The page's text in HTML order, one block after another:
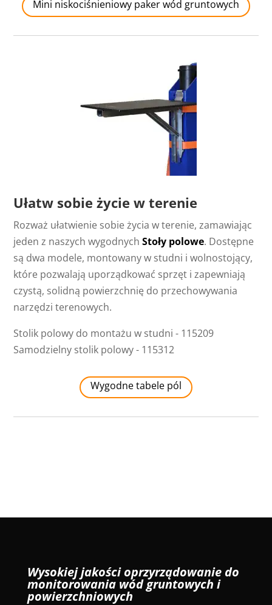
Mini niskociśnieniowy paker wód gruntowych
Ułatw sobie życie w terenie
Rozważ ułatwienie sobie życia w terenie, zamawiając
jeden z naszych wygodnychStoły polowe. Dostępne
są dwa modele, montowany w studni i wolnostojący,
które pozwalają uporządkować sprzęt i zapewniają
czystą, solidną powierzchnię do przechowywania
narzędzi terenowych.
Stolik polowy do montażu w studni - 115209
Samodzielny stolik polowy - 115312
Wygodne tabele pól
Wysokiej jakości oprzyrządowanie do
monitorowania wód gruntowych i
powierzchniowych